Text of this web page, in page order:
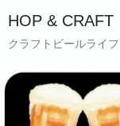
HOP & CRAFT
クラフトビールライフ